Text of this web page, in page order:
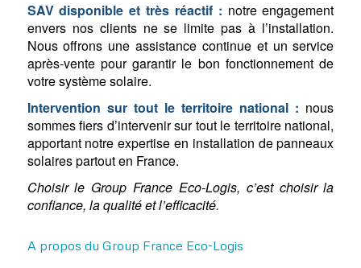
SAV disponible et très réactif : notre engagement
envers nos clients ne se limite pas à l’installation.
Nous offrons une assistance continue et un service
après-vente pour garantir le bon fonctionnement de
votre système solaire.
Intervention sur tout le territoire national : nous
sommes fiers d’intervenir sur tout le territoire national,
apportant notre expertise en installation de panneaux
solaires partout en France.
Choisir le Group France Eco-Logis, c’est choisir la
confiance, la qualité et l’efficacité.
A propos du Group France Eco-Logis